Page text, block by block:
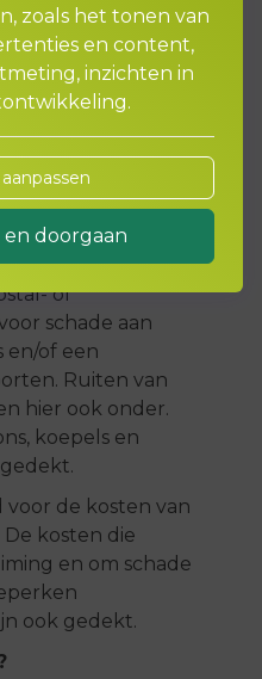
ongelukje in
afgebroken tak
dekt de
de ruiten van uw
zelf uw ruit
een aanvullende
of
schade aan
en/of een
Ruiten van
hier ook onder.
koepels en
de kosten van
kosten die
en om schade
ook gedekt.
zoals het tonen van
en content,
inzichten in
doorgaan